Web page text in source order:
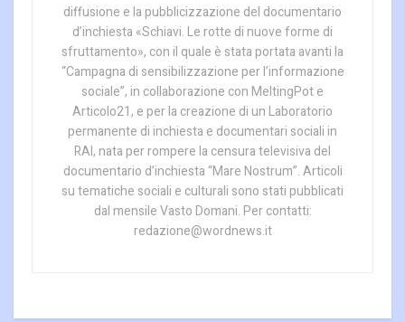
diffusione e la pubblicizzazione del documentario
d’inchiesta «Schiavi. Le rotte di nuove forme di
sfruttamento», con il quale è stata portata avanti la
“Campagna di sensibilizzazione per l’informazione
sociale”, in collaborazione con MeltingPot e
Articolo21, e per la creazione di un Laboratorio
permanente di inchiesta e documentari sociali in
RAI, nata per rompere la censura televisiva del
documentario d’inchiesta “Mare Nostrum”. Articoli
su tematiche sociali e culturali sono stati pubblicati
dal mensile Vasto Domani. Per contatti:
redazione@wordnews.it